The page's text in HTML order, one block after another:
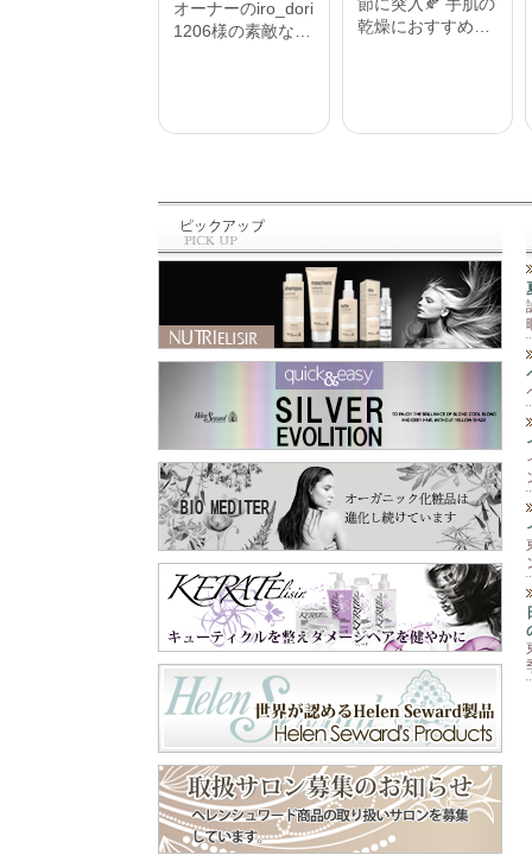
オーナーのiro_dori
1206様の素敵な投
最近のお買い物⁡ ⁡🆕
商品✨⁡⁡ トリミング
の先生に⁡ ⁡お教え頂
いた⁡ ⁡シャンプー＆
スリッカー⁡ ⁡シャン
プーは⁡ ⁡@labnat_ja
pan さん😊⁡ ⁡スリッ
カーは⁡ ⁡@beards.ll
c さん😊⁡ ⁡シャンプ
ーは、オーガニッ
クで⁡ ⁡とても優しい
成分なのに⁡ ⁡トリー
トメントなくても⁡ ⁡
さらふわに仕上が
り、しかも⁡ ⁡汚れが
ひどくなかったら⁡ ⁡
一度洗いでも きち
んと落とせる⁡ ⁡優れ
もの✨⁡ ⁡わん子にも
飼い主にも負担を⁡ ⁡
軽減するシャンプ
ー😍⁡ ⁡スリッカー
は、軽く使いやす
くで⁡ ピン長めのタ
イプだから、頭用
♪⁡ ‎˖٭ .‎˖٭ .‎˖٭ .‎˖٭ .‎˖٭
.‎˖٭ .‎˖٭ .‎˖٭ .‎˖٭ .‎˖٭‎˖٭
.‎˖٭ .‎˖٭ .‎˖٭ .‎˖٭ .‎˖٭ .‎˖
٭ .‎˖٭ .‎˖٭ ありがと
乾燥におすすめし
湿を与えるムース
と違って、泡のム
手につけると泡が
なくなって水々し
くてとても手がし
っとり艶々に🫶 そ
して爪もピカピカ
✨💅 手肌が痛む前
に守ってくれます
😉 これ一本で『保
護と保湿』の両方
が出来るので一年
中使えます😊 お顔
以外の乾燥が気に
なる所にも使えま
ペーパーを扱う業
務作業、指先を使
う細かい作業な
ど、手を使うあら
ゆる作業🖐️ 飲食店
や家庭での食器洗
い洗剤や消毒剤等
の刺激から手肌を
守ってくれます😊
美容師やトリマー
などよくシャンプ
ーをする手肌にも
おすすめ😌 嫌な臭